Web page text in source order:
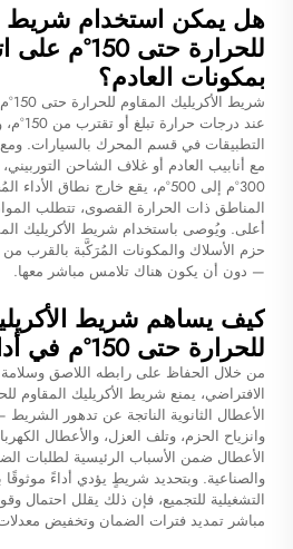
هل يمكن استخدام شريط
للحرارة حتى
بمكونات العادم؟
عند
التطبيقات في قسم المحرك بالسيارات. ومع
مع أنابيب العادم أو غلاف الشاحن
300°م إلى 500°م، يقع خارج نطاق
المناطق ذات الحرارة القصوى، تتطلب
حزم الأسلاك والمكونات المُرَكَّبة بالقرب
— دون أن يكون هناك تلامس مباشر معها.
كيف يساهم شريط
للحرارة حتى 150°م في أداء ضمان المنتج؟
من خلال الحفاظ على رابطه اللاصق
الأعطال الثانوية الناتجة عن تدهور
وانزياح الحزم، وتلف العزل، والأعطال
والصناعية. وبتحديد شريطٍ يؤدي أداءً موثوقًا
التشغيلية للتجميع، فإن ذلك يقلل احتمال
مباشر تمديد فترات الضمان وتخفيض معدلات